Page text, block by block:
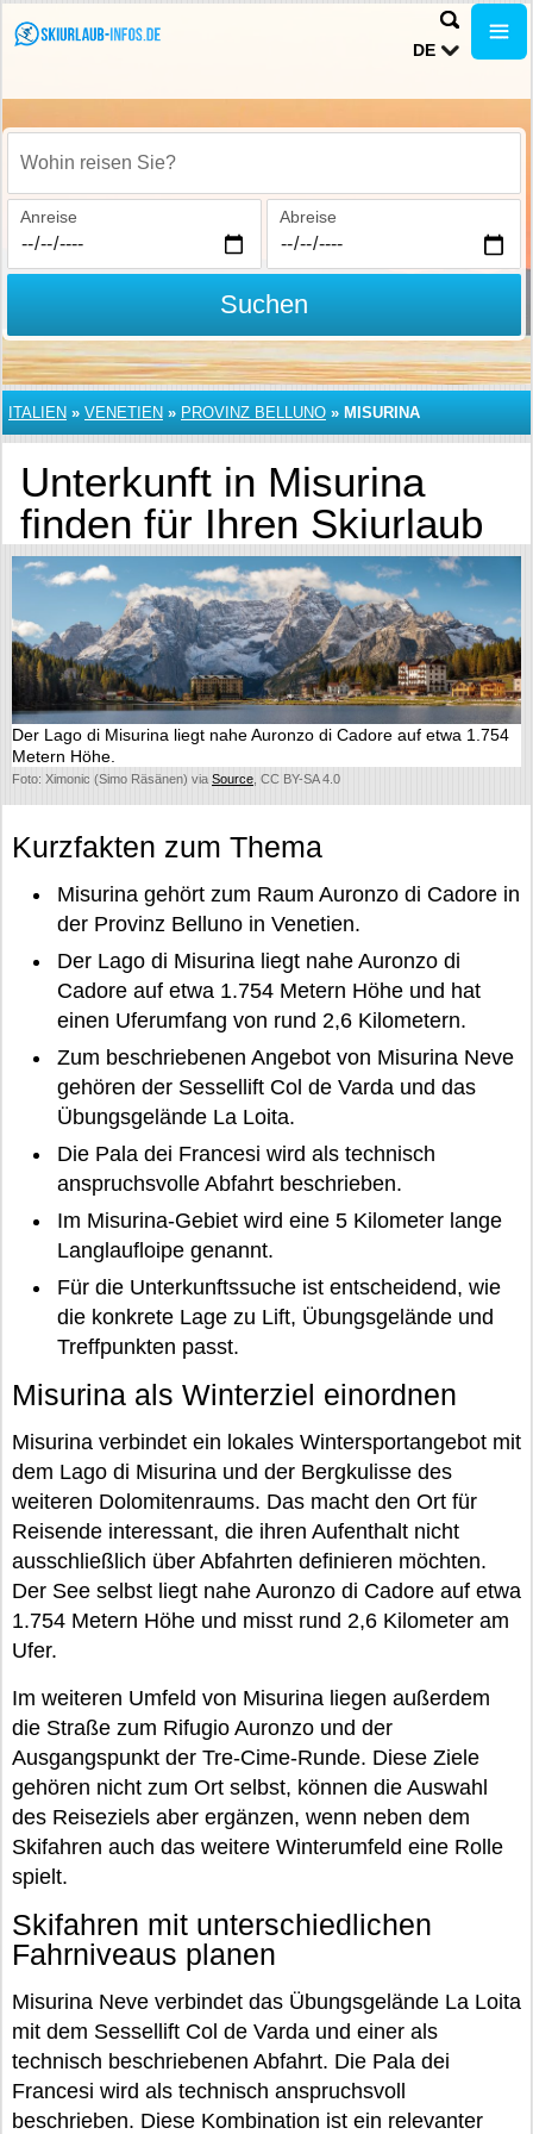
DE
Wohin reisen Sie?
Anreise Abreise
Suchen
ITALIEN » VENETIEN » PROVINZ BELLUNO » MISURINA
Unterkunft in Misurina
finden für Ihren Skiurlaub
Der Lago di Misurina liegt nahe Auronzo di Cadore auf etwa 1.754
Metern Höhe.
Foto: Ximonic (Simo Räsänen) via Source , CC BY-SA 4.0
Kurzfakten zum Thema
Misurina gehört zum Raum Auronzo di Cadore in
der Provinz Belluno in Venetien.
Der Lago di Misurina liegt nahe Auronzo di
Cadore auf etwa 1.754 Metern Höhe und hat
einen Uferumfang von rund 2,6 Kilometern.
Zum beschriebenen Angebot von Misurina Neve
gehören der Sessellift Col de Varda und das
Übungsgelände La Loita.
Die Pala dei Francesi wird als technisch
anspruchsvolle Abfahrt beschrieben.
Im Misurina-Gebiet wird eine 5 Kilometer lange
Langlaufloipe genannt.
Für die Unterkunftssuche ist entscheidend, wie
die konkrete Lage zu Lift, Übungsgelände und
Treffpunkten passt.
Misurina als Winterziel einordnen
Misurina verbindet ein lokales Wintersportangebot mit
dem Lago di Misurina und der Bergkulisse des
weiteren Dolomitenraums. Das macht den Ort für
Reisende interessant, die ihren Aufenthalt nicht
ausschließlich über Abfahrten definieren möchten.
Der See selbst liegt nahe Auronzo di Cadore auf etwa
1.754 Metern Höhe und misst rund 2,6 Kilometer am
Ufer.
Im weiteren Umfeld von Misurina liegen außerdem
die Straße zum Rifugio Auronzo und der
Ausgangspunkt der Tre-Cime-Runde. Diese Ziele
gehören nicht zum Ort selbst, können die Auswahl
des Reiseziels aber ergänzen, wenn neben dem
Skifahren auch das weitere Winterumfeld eine Rolle
spielt.
Skifahren mit unterschiedlichen
Fahrniveaus planen
Misurina Neve verbindet das Übungsgelände La Loita
mit dem Sessellift Col de Varda und einer als
technisch beschriebenen Abfahrt. Die Pala dei
Francesi wird als technisch anspruchsvoll
beschrieben. Diese Kombination ist ein relevanter